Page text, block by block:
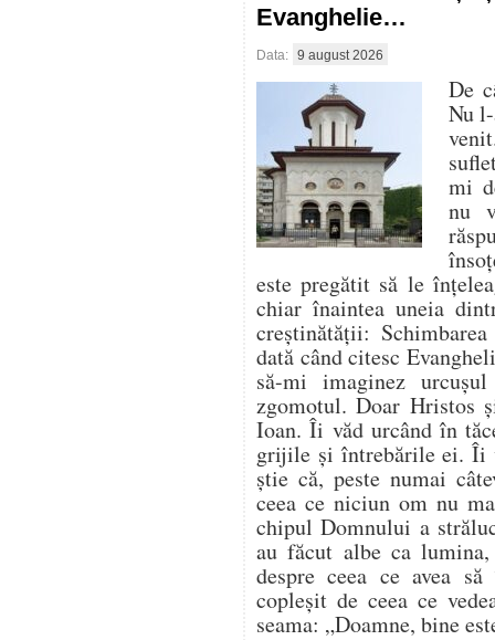
Evanghelie…
Data: 9 august 2026
De
Nu
mi
nu
este pregătit să le
chiar înaintea uneia
creștinătății:
dată când citesc
să-mi imaginez
zgomotul. Doar Hristos
Ioan. Îi văd urcând în
grijile și întrebările ei. Îi
știe că, peste numai
ceea ce niciun om nu
chipul Domnului a
au făcut albe ca
despre ceea ce avea
copleșit de ceea ce
seama: „Doamne, bine